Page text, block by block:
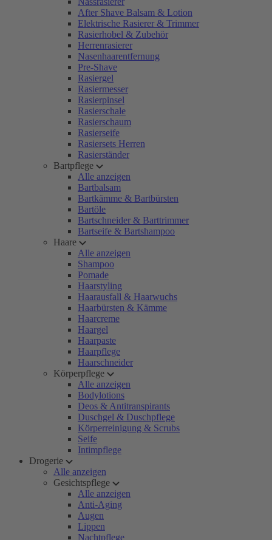
After Shave Balsam & Lotion
Elektrische Rasierer & Trimmer
Rasierhobel & Zubehör
Herrenrasierer
Nasenhaarentfernung
Pre-Shave
Rasiergel
Rasiermesser
Rasierpinsel
Rasierschale
Rasierschaum
Rasierseife
Rasiersets Herren
Rasierständer
Bartpflege
Alle anzeigen
Bartbalsam
Bartkämme & Bartbürsten
Bartöle
Bartschneider & Barttrimmer
Bartseife & Bartshampoo
Haare
Alle anzeigen
Shampoo
Pomade
Haarstyling
Haarausfall & Haarwuchs
Haarbürsten & Kämme
Haarcreme
Haargel
Haarpaste
Haarpflege
Haarschneider
Körperpflege
Alle anzeigen
Bodylotions
Deos & Antitranspirants
Duschgel & Duschpflege
Körperreinigung & Scrubs
Seife
Intimpflege
Drogerie
Alle anzeigen
Gesichtspflege
Alle anzeigen
Anti-Aging
Augen
Lippen
Nachtpflege